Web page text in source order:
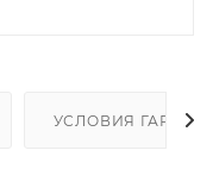
УСЛОВИЯ